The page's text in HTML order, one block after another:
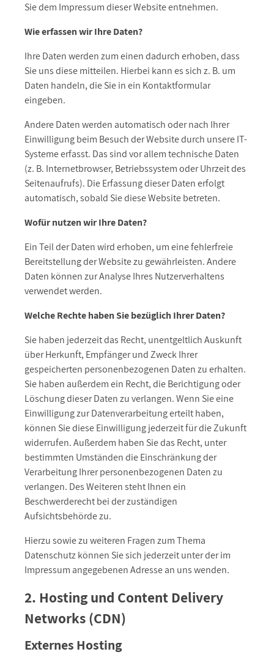
Sie dem Impressum dieser Website entnehmen.
Wie erfassen wir Ihre Daten?
Ihre Daten werden zum einen dadurch erhoben, dass
Sie uns diese mitteilen. Hierbei kann es sich z. B. um
Daten handeln, die Sie in ein Kontaktformular
eingeben.
Andere Daten werden automatisch oder nach Ihrer
Einwilligung beim Besuch der Website durch unsere IT-
Systeme erfasst. Das sind vor allem technische Daten
(z. B. Internetbrowser, Betriebssystem oder Uhrzeit des
Seitenaufrufs). Die Erfassung dieser Daten erfolgt
automatisch, sobald Sie diese Website betreten.
Wofür nutzen wir Ihre Daten?
Ein Teil der Daten wird erhoben, um eine fehlerfreie
Bereitstellung der Website zu gewährleisten. Andere
Daten können zur Analyse Ihres Nutzerverhaltens
verwendet werden.
Welche Rechte haben Sie bezüglich Ihrer Daten?
Sie haben jederzeit das Recht, unentgeltlich Auskunft
über Herkunft, Empfänger und Zweck Ihrer
gespeicherten personenbezogenen Daten zu erhalten.
Sie haben außerdem ein Recht, die Berichtigung oder
Löschung dieser Daten zu verlangen. Wenn Sie eine
Einwilligung zur Datenverarbeitung erteilt haben,
können Sie diese Einwilligung jederzeit für die Zukunft
widerrufen. Außerdem haben Sie das Recht, unter
bestimmten Umständen die Einschränkung der
Verarbeitung Ihrer personenbezogenen Daten zu
verlangen. Des Weiteren steht Ihnen ein
Beschwerderecht bei der zuständigen
Aufsichtsbehörde zu.
Hierzu sowie zu weiteren Fragen zum Thema
Datenschutz können Sie sich jederzeit unter der im
Impressum angegebenen Adresse an uns wenden.
2. Hosting und Content Delivery
Networks (CDN)
Externes Hosting